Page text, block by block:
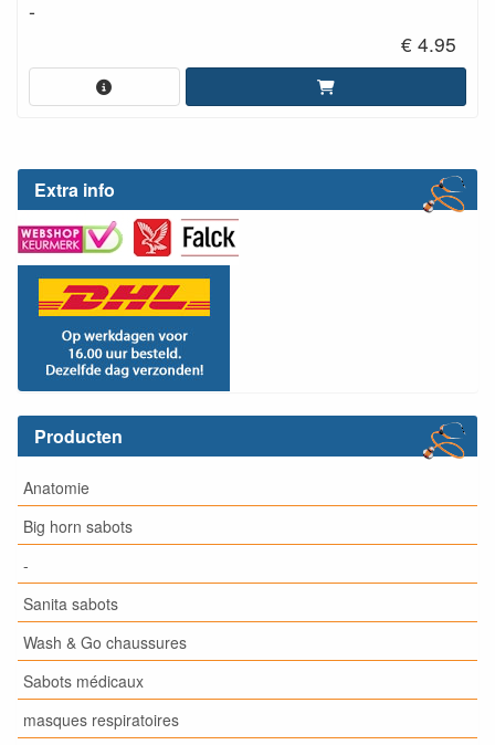
Extra info
Producten
Anatomie
Big horn sabots
-
Sanita sabots
Wash & Go chaussures
Sabots médicaux
masques respiratoires
-
€ 4.95